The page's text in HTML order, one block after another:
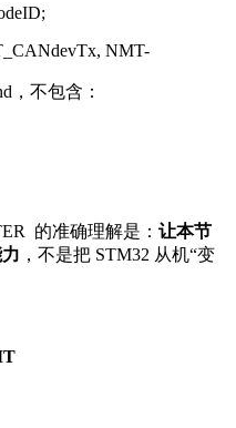
NMT-
，不包含：
的准确理解是： 让本节
，不是把 STM32 从机“变